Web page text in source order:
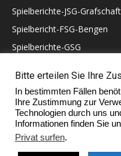
Spielberichte-JSG-Grafschaft
Spielbericht-FSG-Bengen
Spielberichte-GSG
60 Jahre VfB Lantershofen
Ehrenmitglieder
Bitte erteilen Sie Ihre
In bestimmten Fällen
Ihre Zustimmung zur
Technologien durch uns
Informationen finden Sie
Privat surfen.